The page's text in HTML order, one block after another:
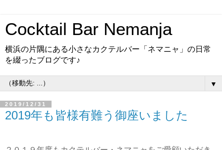
Cocktail Bar Nemanja
横浜の片隅にある小さなカクテルバー「ネマニャ」の日常
を綴ったブログです♪
▼
2019/12/31
2019年も皆様有難う御座いました